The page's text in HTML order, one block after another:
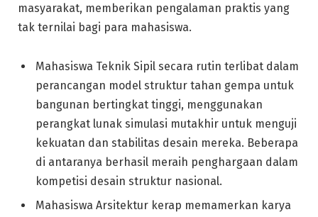
masyarakat, memberikan pengalaman praktis yang
tak ternilai bagi para mahasiswa.
Mahasiswa Teknik Sipil secara rutin terlibat dalam
perancangan model struktur tahan gempa untuk
bangunan bertingkat tinggi, menggunakan
perangkat lunak simulasi mutakhir untuk menguji
kekuatan dan stabilitas desain mereka. Beberapa
di antaranya berhasil meraih penghargaan dalam
kompetisi desain struktur nasional.
Mahasiswa Arsitektur kerap memamerkan karya